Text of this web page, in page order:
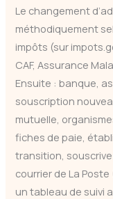
Le changement
méthodiquement
impôts (sur
CAF, Assurance
Ensuite : banque,
souscription
mutuelle,
fiches de paie,
transition,
courrier de La
un tableau de suivi